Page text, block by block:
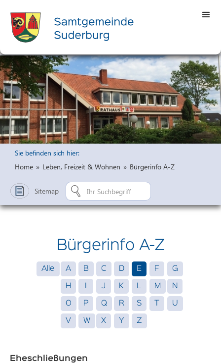
Sie befinden sich hier:
Home » Leben, Freizeit & Wohnen » Bürgerinfo A-Z
Sitemap
Bürgerinfo A-Z
Alle A B C D E F G
H J K L M N
O P Q R S U
V W X Y Z
Eheschließungen